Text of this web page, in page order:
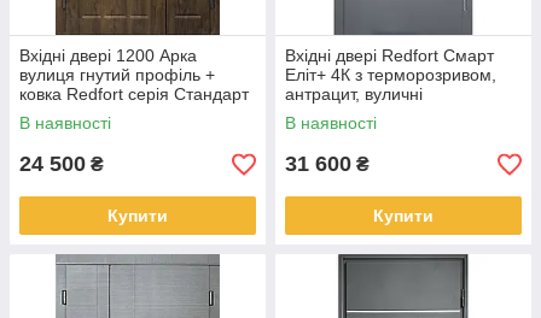
Вхідні двері 1200 Арка
вулиця гнутий профіль +
ковка Redfort серія Стандарт
+
В наявності
24 500 ₴
Купити
Вхідні двері Redfort Смарт
Еліт+ 4К з терморозривом,
антрацит, вуличні
В наявності
31 600 ₴
Купити